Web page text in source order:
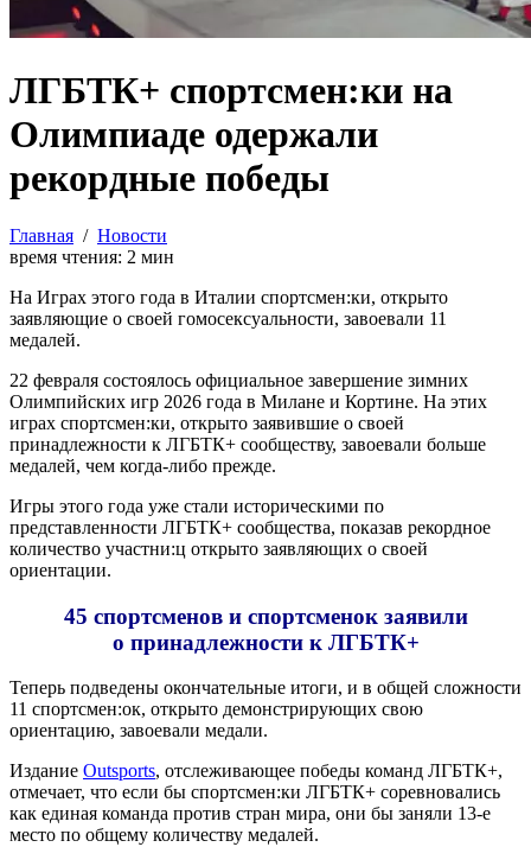
ЛГБТК+ спортсмен:ки на
Олимпиаде одержали
рекордные победы
Главная / Новости
время чтения: 2 мин
На Играх этого года в Италии спортсмен:ки, открыто
заявляющие о своей гомосексуальности, завоевали 11
медалей.
22 февраля состоялось официальное завершение зимних
Олимпийских игр 2026 года в Милане и Кортине. На этих
играх спортсмен:ки, открыто заявившие о своей
принадлежности к ЛГБТК+ сообществу, завоевали больше
медалей, чем когда-либо прежде.
Игры этого года уже стали историческими по
представленности ЛГБТК+ сообщества, показав рекордное
количество участни:ц открыто заявляющих о своей
ориентации.
45 спортсменов и спортсменок заявили
о принадлежности к ЛГБТК+
Теперь подведены окончательные итоги, и в общей сложности
11 спортсмен:ок, открыто демонстрирующих свою
ориентацию, завоевали медали.
Издание Outsports, отслеживающее победы команд ЛГБТК+,
отмечает, что если бы спортсмен:ки ЛГБТК+ соревновались
как единая команда против стран мира, они бы заняли 13-е
место по общему количеству медалей.